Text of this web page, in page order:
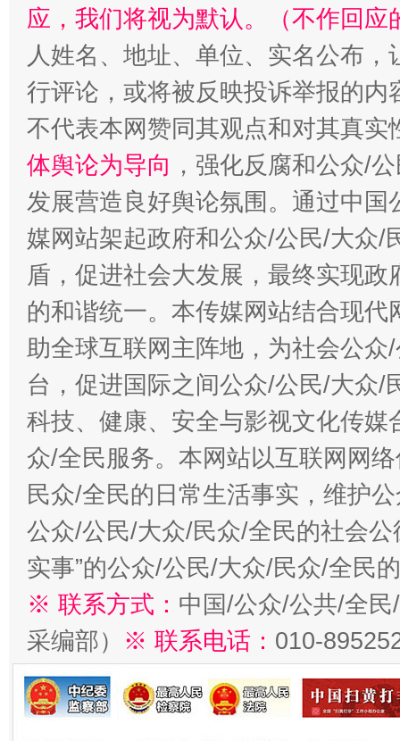
应，我们将视为默认。（不作回应
人姓名、地址、单位、实名公布
行评论，或将被反映投诉举报的
不代表本网赞同其观点和对其真实
体舆论为导向 ，强化反腐和公众/
发展营造良好舆论氛围。通过中
媒网站架起政府和公众/公民/大众/
盾，促进社会大发展，最终实现
的和谐统一。本传媒网站结合现
助全球互联网主阵地，为社会公
台，促进国际之间公众/公民/大众/
科技、健康、安全与影视文化传
众/全民服务。本网站以互联网网
民众/全民的日常生活事实，维护
公众/公民/大众/民众/全民的社会公
实事”的公众/公民/大众/民众/全民
※ 联系方式： 中国/公众/公共/全
采编部） ※ 联系电话： 010-